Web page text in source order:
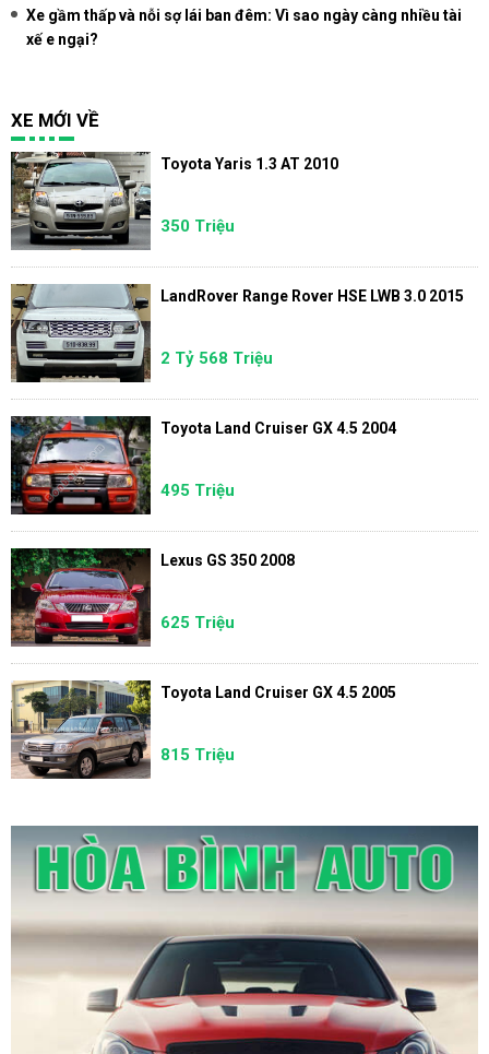
Xe gầm thấp và nỗi sợ lái ban đêm: Vì sao ngày càng nhiều tài
xế e ngại?
XE MỚI VỀ
Toyota Yaris 1.3 AT 2010
350 Triệu
LandRover Range Rover HSE LWB 3.0 2015
2 Tỷ 568 Triệu
Toyota Land Cruiser GX 4.5 2004
495 Triệu
Lexus GS 350 2008
625 Triệu
Toyota Land Cruiser GX 4.5 2005
815 Triệu